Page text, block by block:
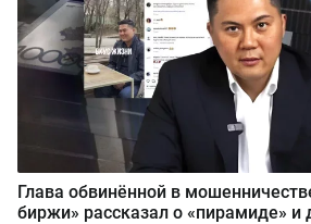
Глава обвинённой в
биржи» рассказал о «пирамиде» и